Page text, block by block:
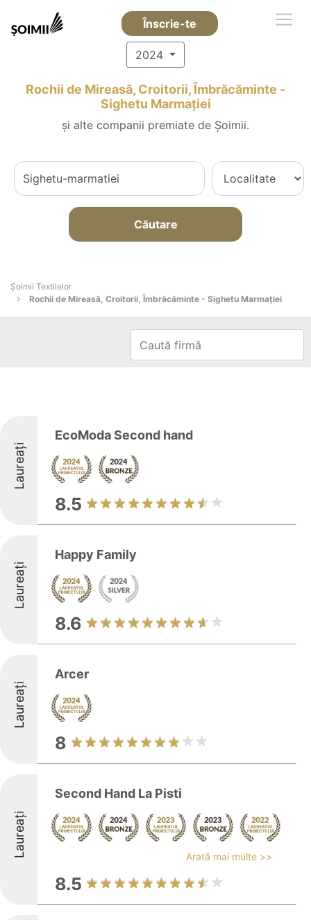
Înscrie-te
2024
Rochii de Mireasă, Croitorii, Îmbrăcăminte -
Sighetu Marmaţiei
și alte companii premiate de Șoimii.
Căutare
Șoimii Textilelor
Rochii de Mireasă, Croitorii, Îmbrăcăminte - Sighetu Marmaţiei
Laureați
EcoModa Second hand
8.5
Laureați
Happy Family
8.6
Laureați
Arcer
8
Laureați
Second Hand La Pisti
Arată mai multe >>
8.5